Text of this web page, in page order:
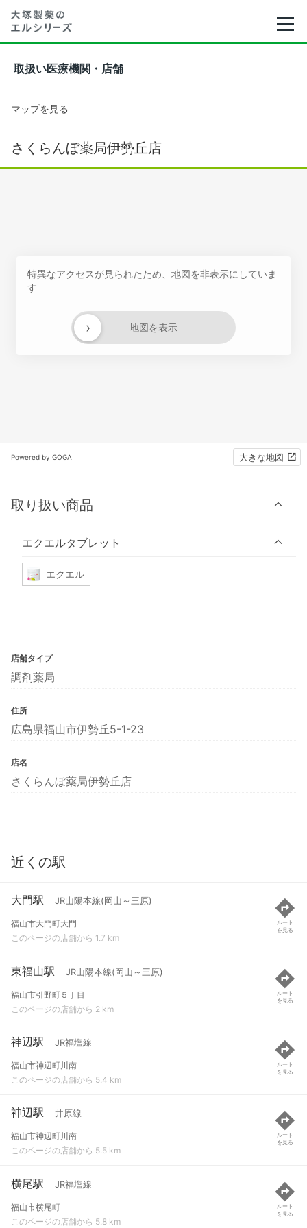
取扱い医療機関・店舗
マップを見る
さくらんぼ薬局伊勢丘店
特異なアクセスが見られたため、地図を非表示にしていま
す
地図を表示
›
Powered by GOGA 大きな地図
取り扱い商品
エクエルタブレット
エクエル
店舗タイプ
調剤薬局
住所
広島県福山市伊勢丘5-1-23
店名
さくらんぼ薬局伊勢丘店
近くの駅
大門駅 JR山陽本線(岡山～三原)
福山市大門町大門
このページの店舗から 1.7 km
ルート
を見る
東福山駅 JR山陽本線(岡山～三原)
福山市引野町５丁目
このページの店舗から 2 km
ルート
を見る
神辺駅 JR福塩線
福山市神辺町川南
このページの店舗から 5.4 km
ルート
を見る
神辺駅 井原線
福山市神辺町川南
このページの店舗から 5.5 km
ルート
を見る
横尾駅 JR福塩線
福山市横尾町
このページの店舗から 5.8 km
ルート
を見る